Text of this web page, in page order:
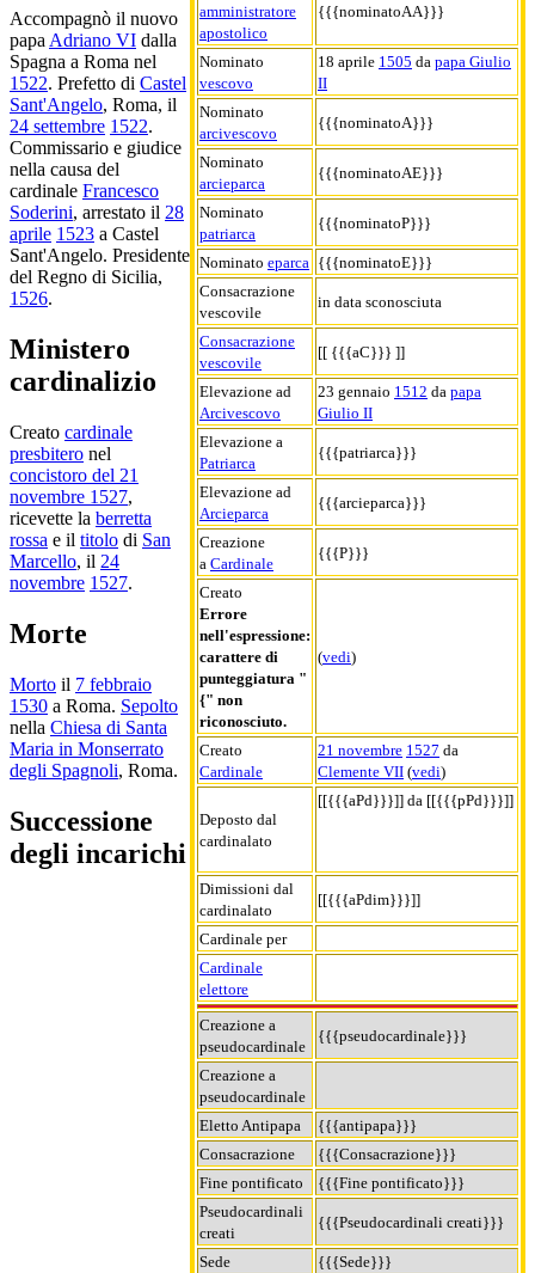
amministratore
apostolico
{{{nominatoAA}}}
Nominato
vescovo
18 aprile 1505 da papa Giulio
II
Nominato
arcivescovo
{{{nominatoA}}}
Nominato
arcieparca
{{{nominatoAE}}}
Nominato
patriarca
{{{nominatoP}}}
Nominato eparca {{{nominatoE}}}
Consacrazione
vescovile
in data sconosciuta
Consacrazione
vescovile
[[ {{{aC}}} ]]
Elevazione ad
Arcivescovo
23 gennaio 1512 da papa
Giulio II
Elevazione a
Patriarca
{{{patriarca}}}
Elevazione ad
Arcieparca
{{{arcieparca}}}
Creazione
a Cardinale
{{{P}}}
Creato
Errore
nell'espressione:
carattere di
punteggiatura "
{" non
riconosciuto.
(vedi)
Creato
Cardinale
21 novembre 1527 da
Clemente VII (vedi)
Deposto dal
cardinalato
[[{{{aPd}}}]] da [[{{{pPd}}}]]
Dimissioni dal
cardinalato
[[{{{aPdim}}}]]
Cardinale per
Cardinale
elettore
Creazione a
pseudocardinale
{{{pseudocardinale}}}
Creazione a
pseudocardinale
Eletto Antipapa
{{{antipapa}}}
Consacrazione
{{{Consacrazione}}}
Fine pontificato
{{{Fine pontificato}}}
Pseudocardinali
creati
{{{Pseudocardinali creati}}}
Sede
{{{Sede}}}
Accompagnò il nuovo
papa Adriano VI dalla
Spagna a Roma nel
1522. Prefetto di Castel
Sant'Angelo, Roma, il
24 settembre 1522.
Commissario e giudice
nella causa del
cardinale Francesco
Soderini, arrestato il 28
aprile 1523 a Castel
Sant'Angelo. Presidente
del Regno di Sicilia,
1526.
Ministero
cardinalizio
Creato cardinale
presbitero nel
concistoro del 21
novembre 1527,
ricevette la berretta
rossa e il titolo di San
Marcello, il 24
novembre 1527.
Morte
Morto il 7 febbraio
1530 a Roma. Sepolto
nella Chiesa di Santa
Maria in Monserrato
degli Spagnoli, Roma.
Successione
degli incarichi